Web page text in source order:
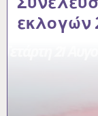
εκλογών